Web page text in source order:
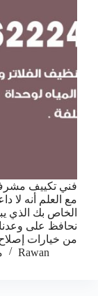
فني تكييف
مع العلم أنه لا
الخاص بك الذي
نحافظ على
من خيارات
Rawan